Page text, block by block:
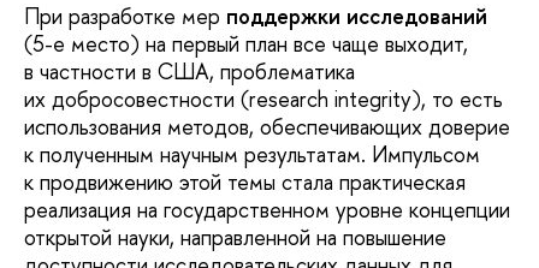
При разработке мер поддержки исследований
(5-е место) на первый план все чаще выходит,
в частности в США, проблематика
их добросовестности (research integrity), то есть
использования методов, обеспечивающих доверие
к полученным научным результатам. Импульсом
к продвижению этой темы стала практическая
реализация на государственном уровне концепции
открытой науки, направленной на повышение